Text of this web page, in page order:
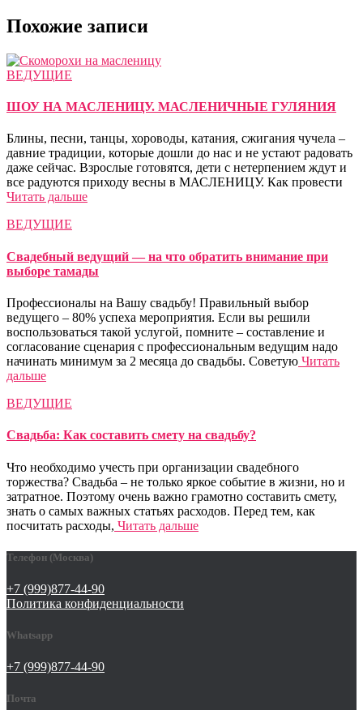
Похожие записи
ВЕДУЩИЕ
ШОУ НА МАСЛЕНИЦУ. МАСЛЕНИЧНЫЕ ГУЛЯНИЯ
Блины, песни, танцы, хороводы, катания, сжигания чучела –
давние традиции, которые дошли до нас и не устают радовать
даже сейчас. Взрослые готовятся, дети с нетерпением ждут и
все радуются приходу весны в МАСЛЕНИЦУ. Как провести
Читать дальше
ВЕДУЩИЕ
Свадебный ведущий — на что обратить внимание при
выборе тамады
Профессионалы на Вашу свадьбу! Правильный выбор
ведущего – 80% успеха мероприятия. Если вы решили
воспользоваться такой услугой, помните – составление и
согласование сценария с профессиональным ведущим надо
начинать минимум за 2 месяца до свадьбы. Советую Читать
дальше
ВЕДУЩИЕ
Свадьба: Как составить смету на свадьбу?
Что необходимо учесть при организации свадебного
торжества? Свадьба – не только яркое событие в жизни, но и
затратное. Поэтому очень важно грамотно составить смету,
знать о самых важных статьях расходов. Перед тем, как
посчитать расходы, Читать дальше
Телефон (Москва)
+7 (999)877-44-90
Политика конфиденциальности
Whatsapp
+7 (999)877-44-90
Почта